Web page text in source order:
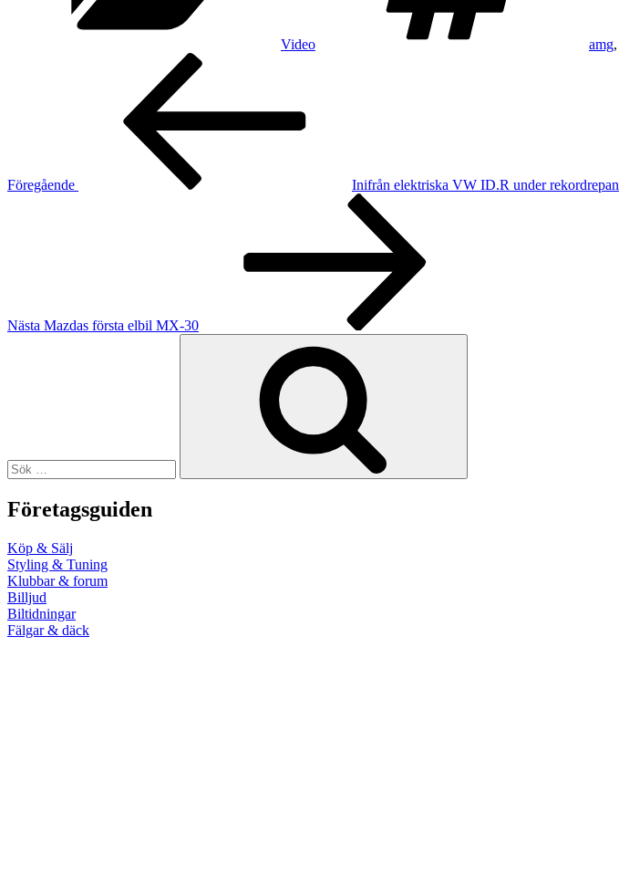
Video amg,
Inläggsnavigering
Föregående
Inifrån elektriska VW ID.R under rekordrepan
Nästa Mazdas första elbil MX-30
Företagsguiden
Köp & Sälj
Styling & Tuning
Klubbar & forum
Billjud
Biltidningar
Fälgar & däck